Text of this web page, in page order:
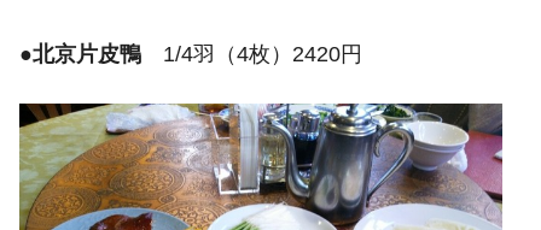
●北京片皮鴨 1/4羽（4枚）2420円